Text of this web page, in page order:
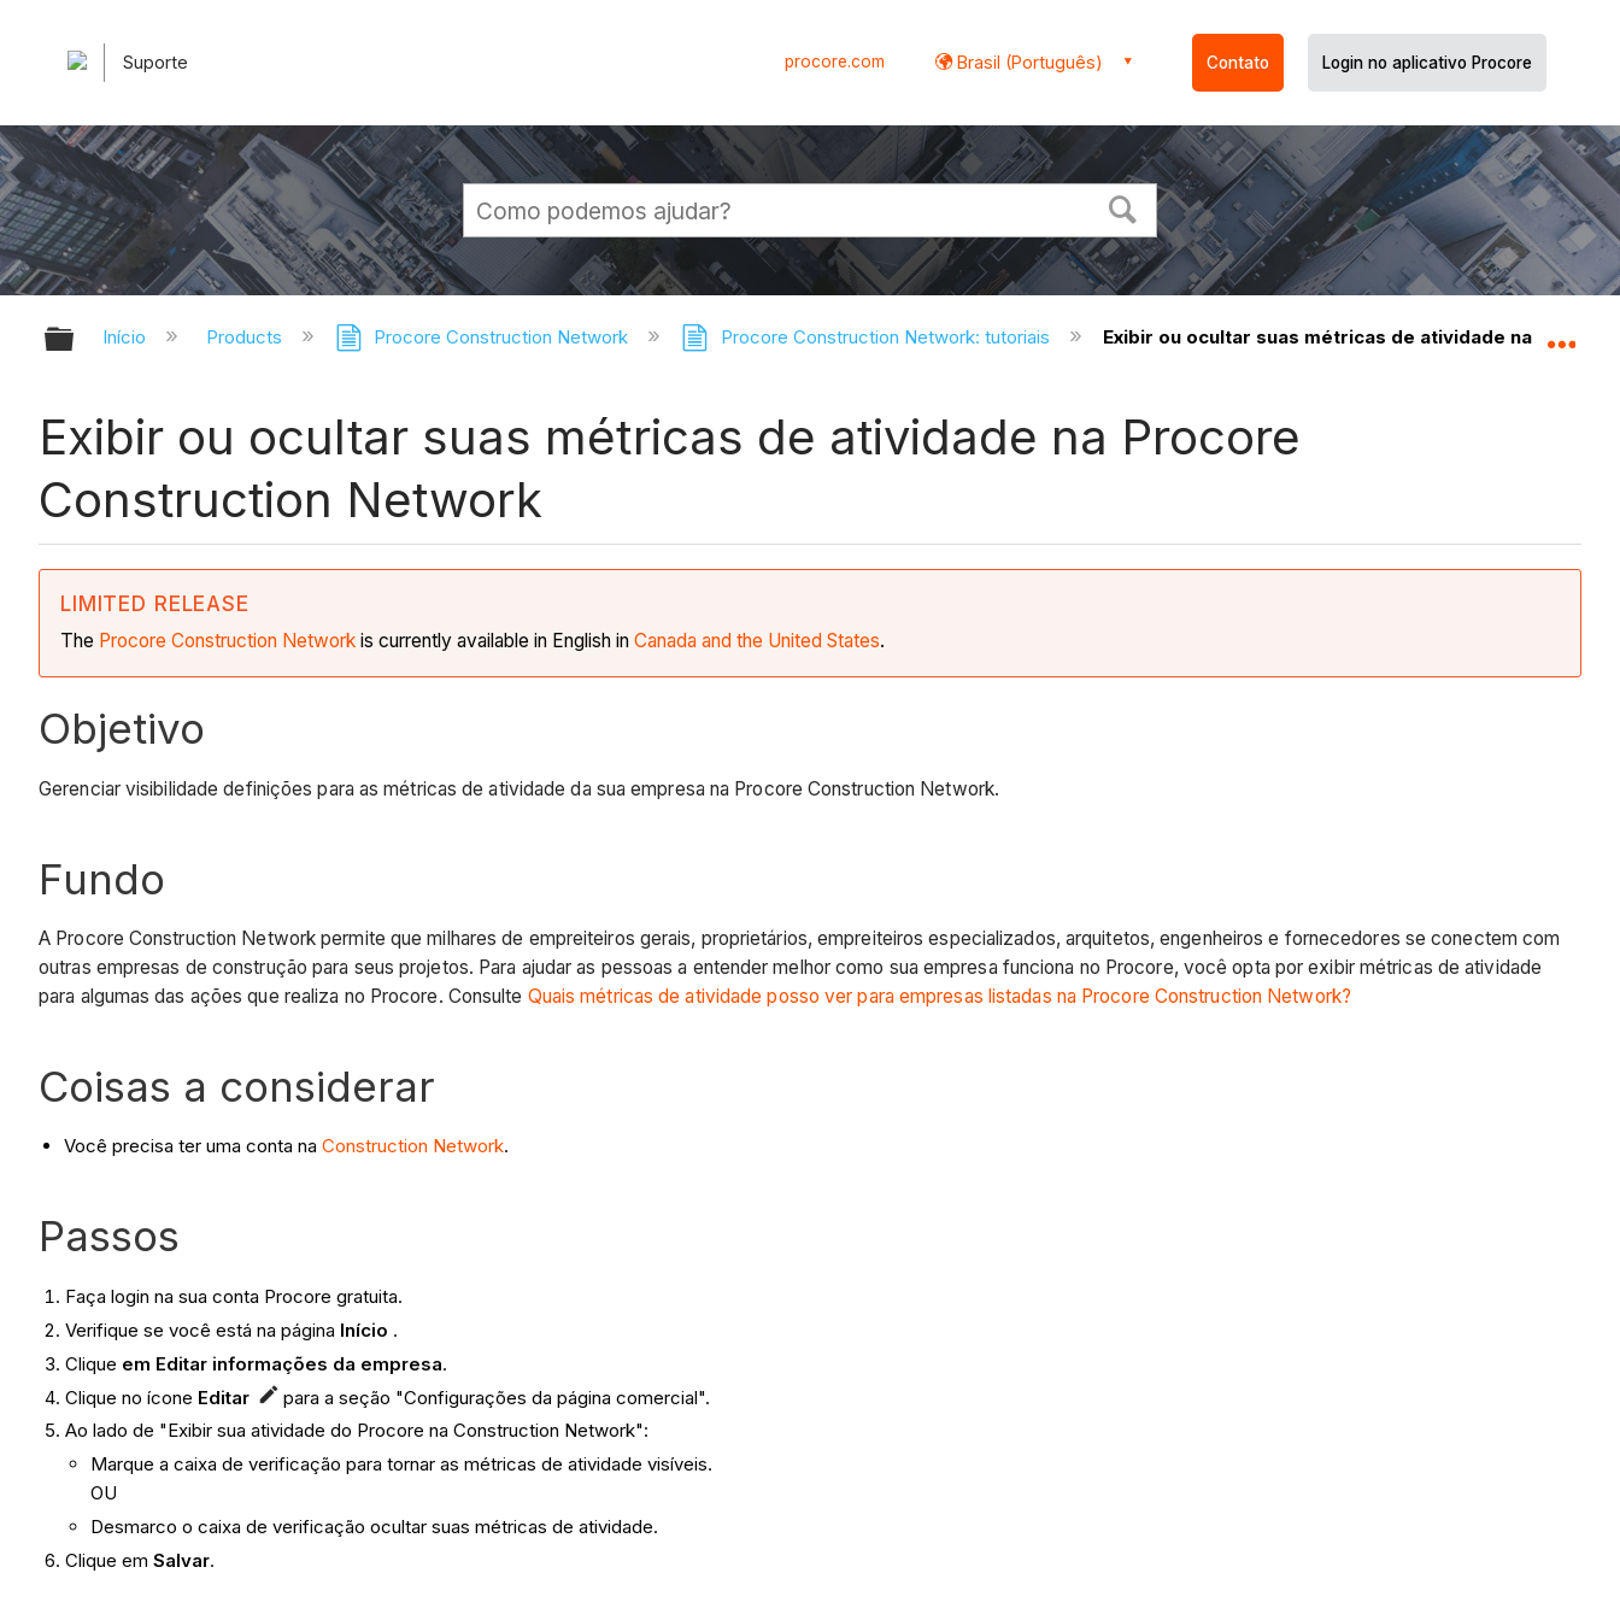
Suporte procore.com Brasil (Português) Contato Login no aplicativo Procore
Expandir/recolher hierarquia global
Início Products Procore Construction Network Procore Construction Network: tutoriais Exibir ou ocultar suas métricas de atividade na
Exibir ou ocultar suas métricas de atividade na Procore
Construction Network
LIMITED RELEASE
The Procore Construction Network is currently available in English in Canada and the United States.
Objetivo
Gerenciar visibilidade definições para as métricas de atividade da sua empresa na Procore Construction Network.
Fundo
A Procore Construction Network permite que milhares de empreiteiros gerais, proprietários, empreiteiros especializados, arquitetos, engenheiros e fornecedores se conectem com
outras empresas de construção para seus projetos. Para ajudar as pessoas a entender melhor como sua empresa funciona no Procore, você opta por exibir métricas de atividade
para algumas das ações que realiza no Procore. Consulte Quais métricas de atividade posso ver para empresas listadas na Procore Construction Network?
Coisas a considerar
Você precisa ter uma conta na Construction Network.
Passos
Faça login na sua conta Procore gratuita.
Verifique se você está na página Início .
Clique em Editar informações da empresa.
Clique no ícone Editar
para a seção "Configurações da página comercial".
Ao lado de "Exibir sua atividade do Procore na Construction Network":
Marque a caixa de verificação para tornar as métricas de atividade visíveis.
OU
Desmarco o caixa de verificação ocultar suas métricas de atividade.
Clique emSalvar.